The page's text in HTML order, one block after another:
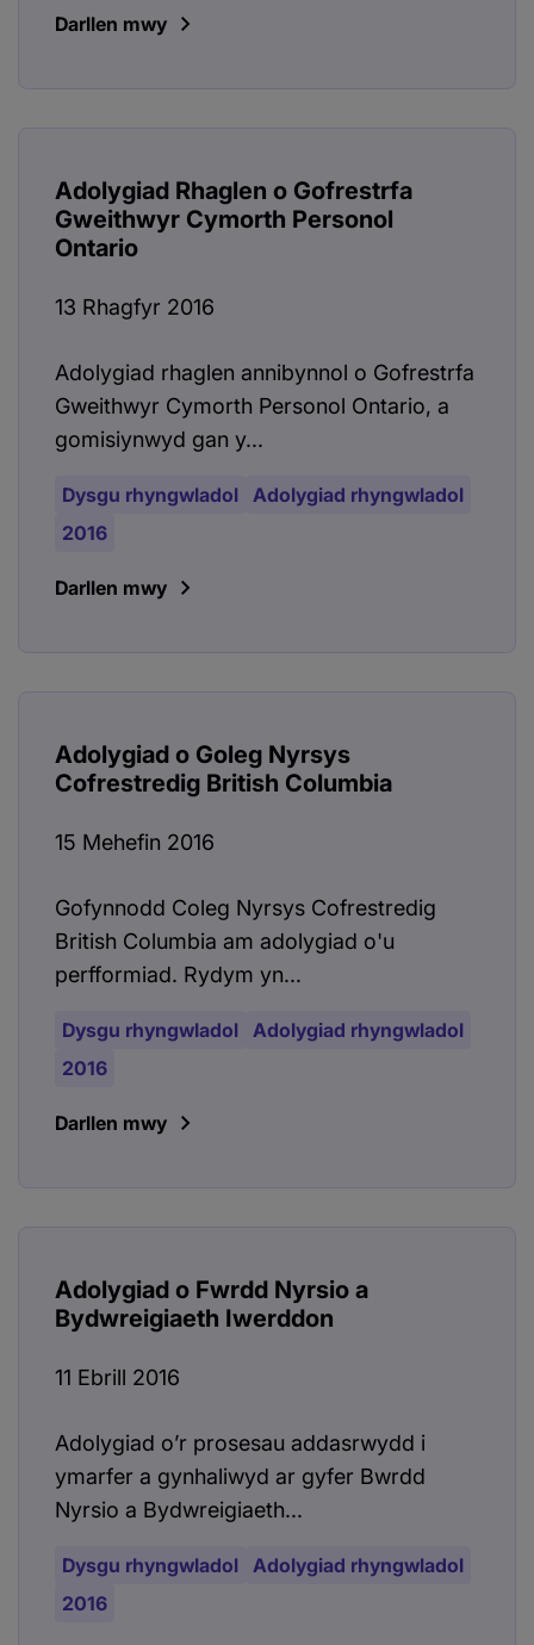
Darllen mwy
Adolygiad Rhaglen o Gofrestrfa
Gweithwyr Cymorth Personol
Ontario
13 Rhagfyr 2016
Adolygiad rhaglen annibynnol o Gofrestrfa
Gweithwyr Cymorth Personol Ontario, a
gomisiynwyd gan y...
Dysgu rhyngwladol Adolygiad rhyngwladol
2016
Darllen mwy
Adolygiad o Goleg Nyrsys
Cofrestredig British Columbia
15 Mehefin 2016
Gofynnodd Coleg Nyrsys Cofrestredig
British Columbia am adolygiad o'u
perfformiad. Rydym yn...
Dysgu rhyngwladol Adolygiad rhyngwladol
2016
Darllen mwy
Adolygiad o Fwrdd Nyrsio a
Bydwreigiaeth Iwerddon
11 Ebrill 2016
Adolygiad o’r prosesau addasrwydd i
ymarfer a gynhaliwyd ar gyfer Bwrdd
Nyrsio a Bydwreigiaeth...
Dysgu rhyngwladol Adolygiad rhyngwladol
2016